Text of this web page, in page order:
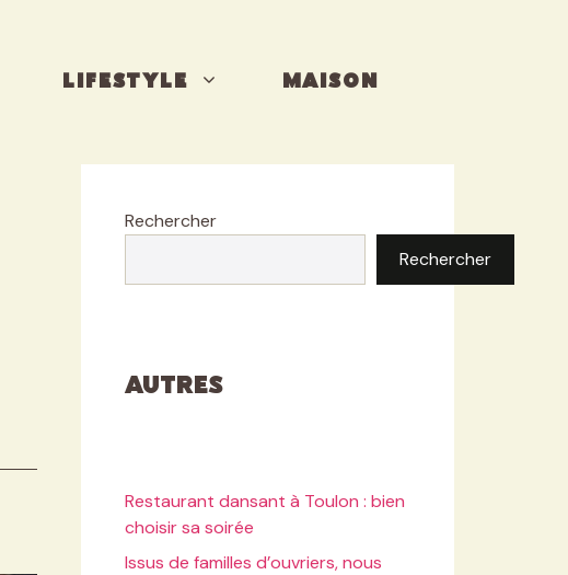
LIFESTYLE MAISON
Rechercher
Rechercher
Autres
Restaurant dansant à Toulon : bien
choisir sa soirée
Issus de familles d’ouvriers, nous